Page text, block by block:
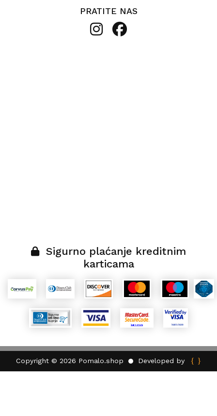
PRATITE NAS
Sigurno plaćanje kreditnim
karticama
Copyright © 2026 Pomalo.shop Developed by { }